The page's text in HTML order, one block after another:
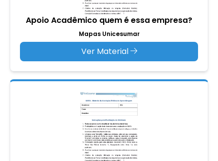
Apoio Acadêmico quem é essa empresa?
Mapas Unicesumar
Ver Material